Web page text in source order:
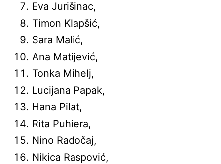
Eva Jurišinac,
Timon Klapšić,
Sara Malić,
Ana Matijević,
Tonka Mihelj,
Lucijana Papak,
Hana Pilat,
Rita Puhiera,
Nino Radočaj,
Nikica Raspović,